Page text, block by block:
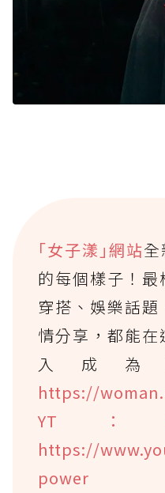
｢女子漾｣網站
的每個樣子！
穿搭、娛樂話
情分享，都能
入成為
https://
YT：
https://
power